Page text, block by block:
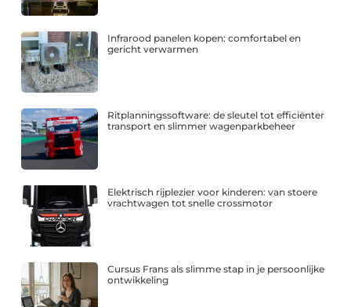
Infrarood panelen kopen: comfortabel en
gericht verwarmen
Ritplanningssoftware: de sleutel tot efficiënter
transport en slimmer wagenparkbeheer
Elektrisch rijplezier voor kinderen: van stoere
vrachtwagen tot snelle crossmotor
Cursus Frans als slimme stap in je persoonlijke
ontwikkeling